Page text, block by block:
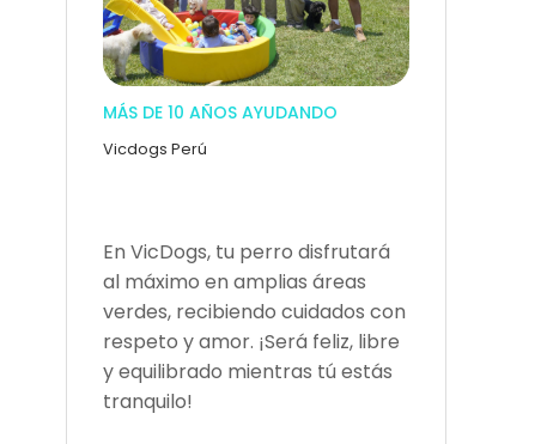
MÁS DE 10 AÑOS AYUDANDO
Vicdogs Perú
En VicDogs, tu perro disfrutará
al máximo en amplias áreas
verdes, recibiendo cuidados con
respeto y amor. ¡Será feliz, libre
y equilibrado mientras tú estás
tranquilo!